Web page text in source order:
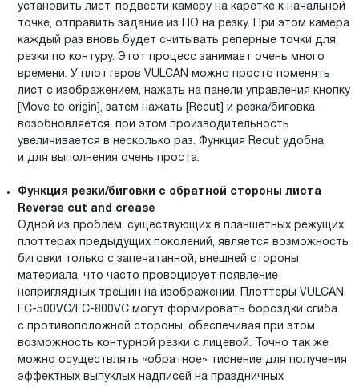
установить лист, подвести камеру на каретке к начальной
точке, отправить задание из ПО на резку. При этом камера
каждый раз вновь будет считывать реперные точки для
резки по контуру. Этот процесс занимает очень много
времени. У плоттеров VULCAN можно просто поменять
лист с изображением, нажать на панели управления кнопку
[Move to origin], затем нажать [Recut] и резка/биговка
возобновляется, при этом производительность
увеличивается в несколько раз. Функция Recut удобна
и для выполнения очень проста.
Функция резки/биговки с обратной стороны листа
Reverse cut and crease
Одной из проблем, существующих в планшетных режущих
плоттерах предыдущих поколений, является возможность
биговки только с запечатанной, внешней стороны
материала, что часто провоцирует появление
неприглядных трещин на изображении. Плоттеры VULCAN
FC-500VC/FC-800VC могут формировать бороздки сгиба
с противоположной стороны, обеспечивая при этом
возможность контурной резки с лицевой. Точно так же
можно осуществлять «обратное» тиснение для получения
эффектных выпуклых надписей на праздничных